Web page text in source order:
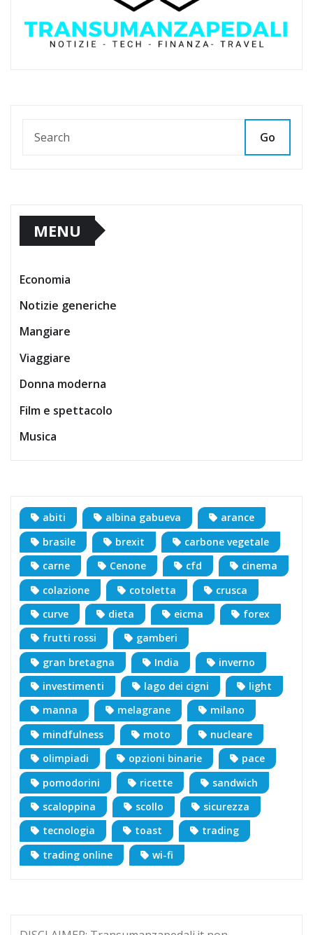
Go
MENU
Economia
Notizie generiche
Mangiare
Viaggiare
Donna moderna
Film e spettacolo
Musica
abiti albina gabueva
arance
brasile
brexit
carbone vegetale
carne
Cenone cfd
cinema
colazione
cotoletta
crusca
curve
dieta eicma
forex
frutti rossi
gamberi
gran bretagna
India
inverno
investimenti
lago dei cigni
light
manna
melagrane
milano
mindfulness
moto
nucleare
olimpiadi
opzioni binarie
pace
pomodorini
ricette
sandwich
scaloppina
scollo
sicurezza
tecnologia
toast
trading
trading online
wi-fi